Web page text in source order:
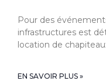
Pour des
infrastructures est
location de
EN SAVOIR PLUS »